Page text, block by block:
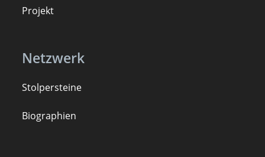
Projekt
Netzwerk
Stolpersteine
Biographien